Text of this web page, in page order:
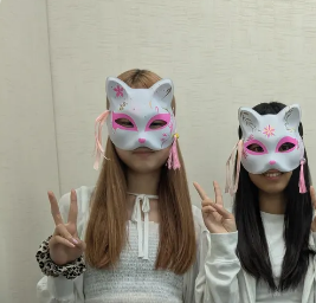
着回し
着痩せ
ビューティニュース
トレンドメイク
ベストコスメ
ヘアアレンジ・ヘアケア
スキンケア
ボディケア
SCHOOL
スクールニュース
制服コーデ
学校ヘアメイク
勉強・受験・進路
ENTERTAINMENT
エンタメニュース
なにわ男子
K-POP
LIFESTYLE
ライフスタイルニュース
JKランキング・アワード
モデルの購入品
JK TREND
JKトレンドニュース
MODELS